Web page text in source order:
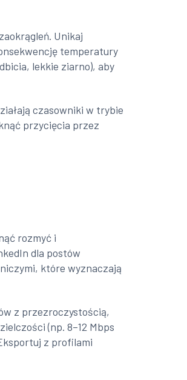
Unikaj
temperatury
lekkie ziarno), aby
czasowniki w trybie
przycięcia przez
rozmyć i
dla postów
które wyznaczają
z przezroczystością,
(np. 8–12 Mbps
z profilami